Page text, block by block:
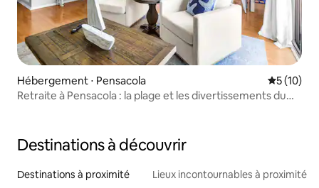
Hébergement ⋅ Pensacola
5 (10)
Retraite à Pensacola : la plage et les divertissements du
Destinations à découvrir
Destinations à proximité Lieux incontournables à proximité